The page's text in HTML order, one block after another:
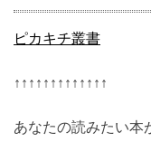
ピカキチ叢書
↑↑↑↑↑↑↑↑↑↑↑↑↑
あなたの読みたい本